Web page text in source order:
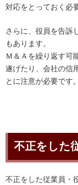
対応をとっておく必
さらに、役員を告訴
もあります。
Ｍ＆Ａを繰り返す可
遂げたり、会社の信
とに注意が必要です。
不正をした
不正をした従業員・